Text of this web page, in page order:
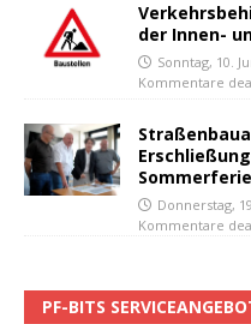
der Innen-
Sonntag, 10.
Kommentare
Donnerstag,
Kommentare
PF-BITS